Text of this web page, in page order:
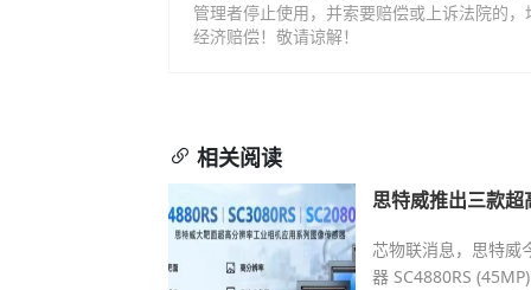
管理者停止使用，并索要赔偿或上诉法院的
经济赔偿！敬请谅解！
相关阅读
思特威推出三款超
芯物联消息，思特威
器 SC4880RS